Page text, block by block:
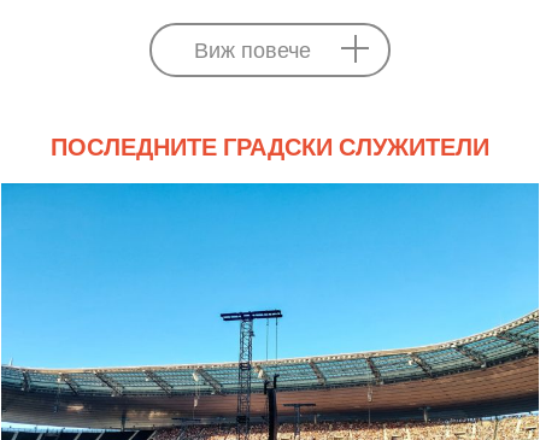
Виж повече
ПОСЛЕДНИТЕ ГРАДСКИ СЛУЖИТЕЛИ